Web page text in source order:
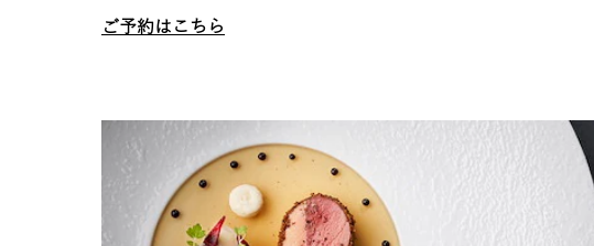
ご予約はこちら